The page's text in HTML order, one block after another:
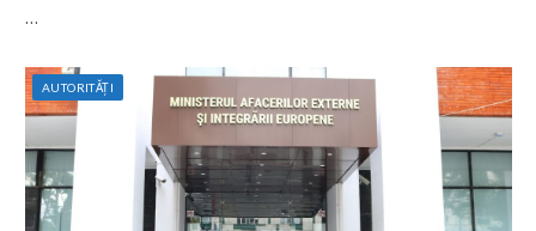
…
AUTORITĂȚI